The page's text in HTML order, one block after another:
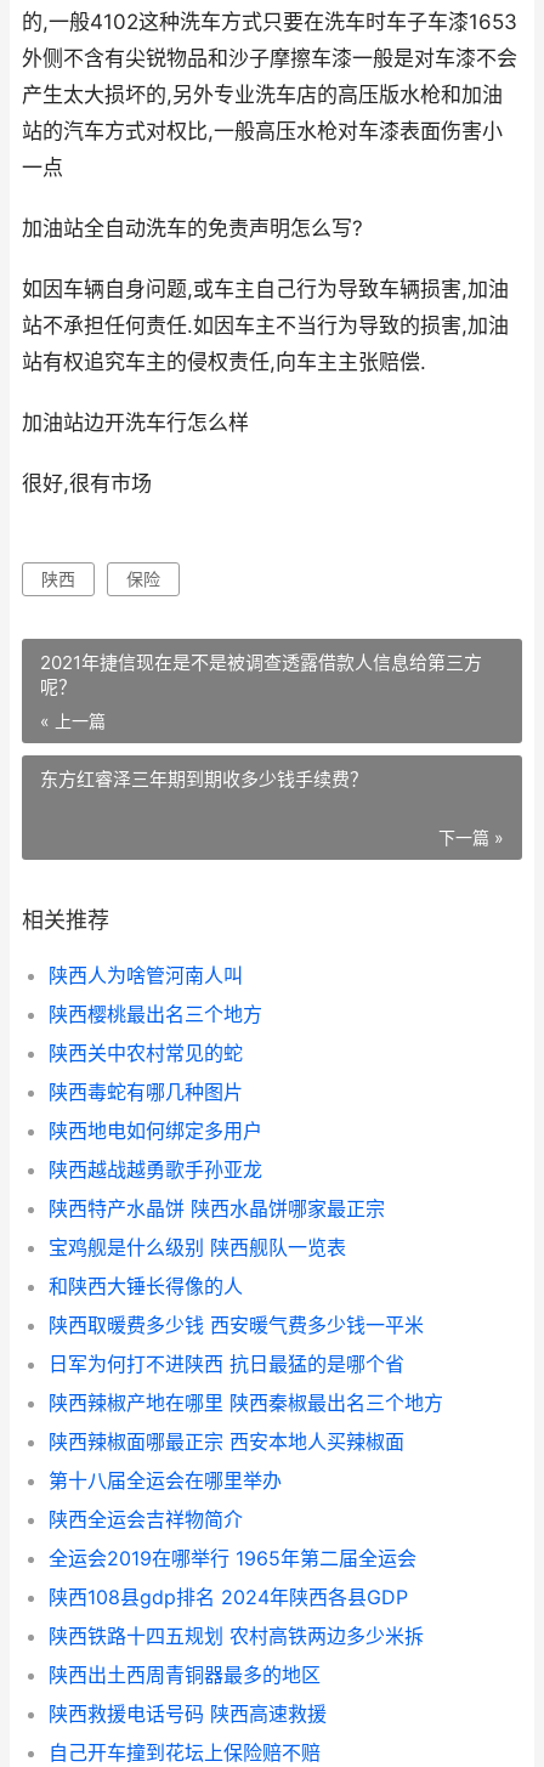
的,一般4102这种洗车方式只要在洗车时车子车漆1653
外侧不含有尖锐物品和沙子摩擦车漆一般是对车漆不会
产生太大损坏的,另外专业洗车店的高压版水枪和加油
站的汽车方式对权比,一般高压水枪对车漆表面伤害小
一点
加油站全自动洗车的免责声明怎么写?
如因车辆自身问题,或车主自己行为导致车辆损害,加油
站不承担任何责任.如因车主不当行为导致的损害,加油
站有权追究车主的侵权责任,向车主主张赔偿.
加油站边开洗车行怎么样
很好,很有市场
陕西 保险
2021年捷信现在是不是被调查透露借款人信息给第三方
呢？
« 上一篇
东方红睿泽三年期到期收多少钱手续费？
下一篇 »
相关推荐
陕西人为啥管河南人叫
陕西樱桃最出名三个地方
陕西关中农村常见的蛇
陕西毒蛇有哪几种图片
陕西地电如何绑定多用户
陕西越战越勇歌手孙亚龙
陕西特产水晶饼 陕西水晶饼哪家最正宗
宝鸡舰是什么级别 陕西舰队一览表
和陕西大锤长得像的人
陕西取暖费多少钱 西安暖气费多少钱一平米
日军为何打不进陕西 抗日最猛的是哪个省
陕西辣椒产地在哪里 陕西秦椒最出名三个地方
陕西辣椒面哪最正宗 西安本地人买辣椒面
第十八届全运会在哪里举办
陕西全运会吉祥物简介
全运会2019在哪举行 1965年第二届全运会
陕西108县gdp排名 2024年陕西各县GDP
陕西铁路十四五规划 农村高铁两边多少米拆
陕西出土西周青铜器最多的地区
陕西救援电话号码 陕西高速救援
自己开车撞到花坛上保险赔不赔